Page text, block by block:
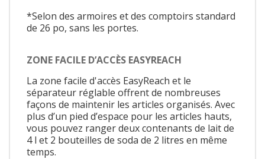
*Selon des armoires et des comptoirs standard
de 26 po, sans les portes.
ZONE FACILE D’ACCÈS EASYREACH
La zone facile d'accès EasyReach et le
séparateur réglable offrent de nombreuses
façons de maintenir les articles organisés. Avec
plus d’un pied d’espace pour les articles hauts,
vous pouvez ranger deux contenants de lait de
4 l et 2 bouteilles de soda de 2 litres en même
temps.